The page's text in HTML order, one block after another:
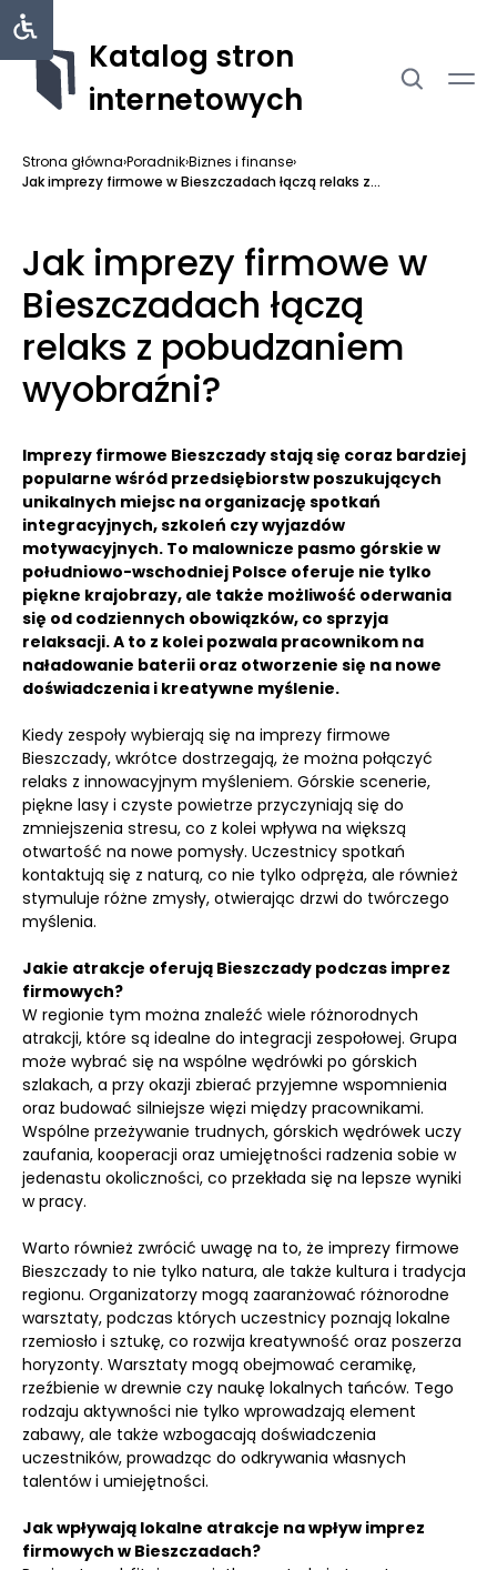
Katalog stron
internetowych
Strona główna›Poradnik›Biznes i finanse›
Jak imprezy firmowe w Bieszczadach łączą relaks z...
Jak imprezy firmowe w
Bieszczadach łączą
relaks z pobudzaniem
wyobraźni?
Imprezy firmowe Bieszczady stają się coraz bardziej
popularne wśród przedsiębiorstw poszukujących
unikalnych miejsc na organizację spotkań
integracyjnych, szkoleń czy wyjazdów
motywacyjnych. To malownicze pasmo górskie w
południowo-wschodniej Polsce oferuje nie tylko
piękne krajobrazy, ale także możliwość oderwania
się od codziennych obowiązków, co sprzyja
relaksacji. A to z kolei pozwala pracownikom na
naładowanie baterii oraz otworzenie się na nowe
doświadczenia i kreatywne myślenie.
Kiedy zespoły wybierają się na imprezy firmowe
Bieszczady, wkrótce dostrzegają, że można połączyć
relaks z innowacyjnym myśleniem. Górskie scenerie,
piękne lasy i czyste powietrze przyczyniają się do
zmniejszenia stresu, co z kolei wpływa na większą
otwartość na nowe pomysły. Uczestnicy spotkań
kontaktują się z naturą, co nie tylko odpręża, ale również
stymuluje różne zmysły, otwierając drzwi do twórczego
myślenia.
Jakie atrakcje oferują Bieszczady podczas imprez
firmowych?
W regionie tym można znaleźć wiele różnorodnych
atrakcji, które są idealne do integracji zespołowej. Grupa
może wybrać się na wspólne wędrówki po górskich
szlakach, a przy okazji zbierać przyjemne wspomnienia
oraz budować silniejsze więzi między pracownikami.
Wspólne przeżywanie trudnych, górskich wędrówek uczy
zaufania, kooperacji oraz umiejętności radzenia sobie w
jedenastu okoliczności, co przekłada się na lepsze wyniki
w pracy.
Warto również zwrócić uwagę na to, że imprezy firmowe
Bieszczady to nie tylko natura, ale także kultura i tradycja
regionu. Organizatorzy mogą zaaranżować różnorodne
warsztaty, podczas których uczestnicy poznają lokalne
rzemiosło i sztukę, co rozwija kreatywność oraz poszerza
horyzonty. Warsztaty mogą obejmować ceramikę,
rzeźbienie w drewnie czy naukę lokalnych tańców. Tego
rodzaju aktywności nie tylko wprowadzają element
zabawy, ale także wzbogacają doświadczenia
uczestników, prowadząc do odkrywania własnych
talentów i umiejętności.
Jak wpływają lokalne atrakcje na wpływ imprez
firmowych w Bieszczadach?